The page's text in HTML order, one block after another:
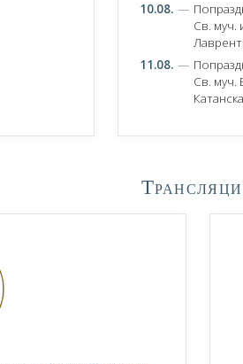
10.08. —
Св. муч.
11.08. —
Св. муч.